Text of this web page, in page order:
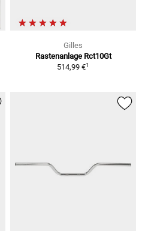
Gilles
Rastenanlage Rct10Gt
514,99 €1